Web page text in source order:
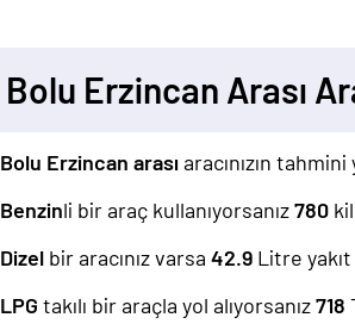
Bolu Erzincan Arası
Bolu Erzincan arasıaracınızın
Benzinli bir araç kullanıyorsanız780
Dizel bir aracınız varsa 42.9 Litre yakıt
LPG takılı bir araçla yol alıyorsanız718